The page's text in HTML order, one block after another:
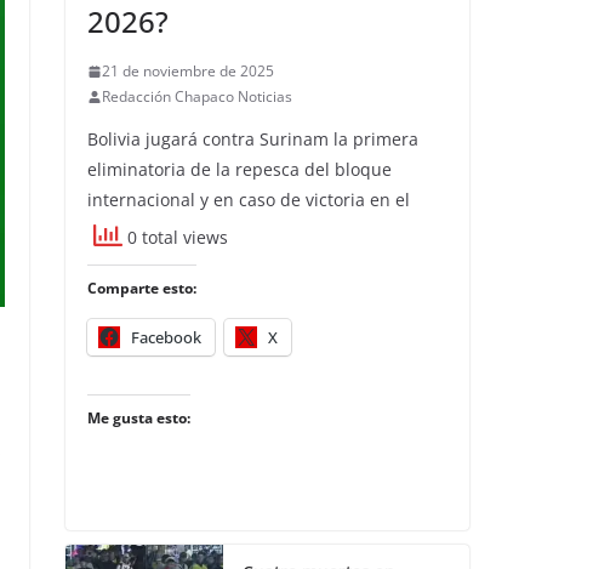
2026?
21 de noviembre de 2025
Redacción Chapaco Noticias
Bolivia jugará contra Surinam la primera
eliminatoria de la repesca del bloque
internacional y en caso de victoria en el
0 total views
Comparte esto:
Facebook X
Me gusta esto: